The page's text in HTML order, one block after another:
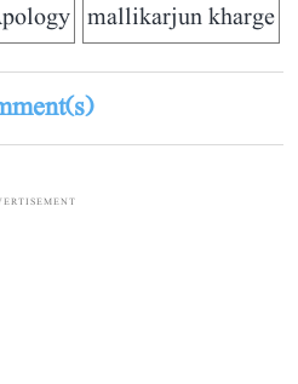
mallikarjun kharge